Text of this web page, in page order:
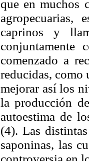
que en muchos
agropecuarias,
caprinos y
conjuntamente
comenzado a
reducidas, como
mejorar así los
la producción
autoestima de
(4). Las
saponinas, las